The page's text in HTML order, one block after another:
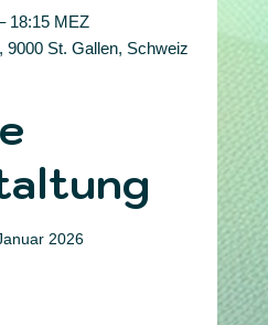
18:15 MEZ
9000 St. Gallen, Schweiz
2026